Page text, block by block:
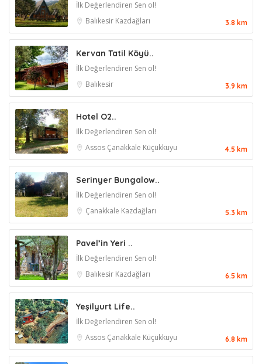
İlk Değerlendiren Sen ol!
Balıkesir Kazdağları 3.8 km
Kervan Tatil Köyü..
İlk Değerlendiren Sen ol!
Balıkesir
3.9 km
Hotel O2..
İlk Değerlendiren Sen ol!
Assos Çanakkale Küçükkuyu 4.5 km
Serinyer Bungalow..
İlk Değerlendiren Sen ol!
Çanakkale Kazdağları 5.3 km
Pavel’in Yeri ..
İlk Değerlendiren Sen ol!
Balıkesir Kazdağları 6.5 km
Yeşilyurt Life..
İlk Değerlendiren Sen ol!
Assos Çanakkale Küçükkuyu 6.8 km